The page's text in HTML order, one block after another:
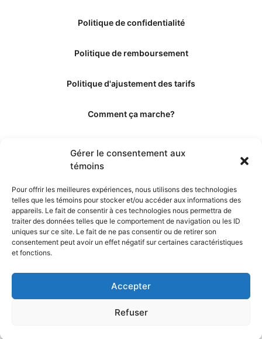
Gérer le consentement aux
témoins
Pour offrir les meilleures expériences, nous utilisons des technologies
telles que les témoins pour stocker et/ou accéder aux informations des
appareils. Le fait de consentir à ces technologies nous permettra de
traiter des données telles que le comportement de navigation ou les ID
uniques sur ce site. Le fait de ne pas consentir ou de retirer son
consentement peut avoir un effet négatif sur certaines caractéristiques
et fonctions.
Accepter
Refuser
Politique de confidentialité
Politique de remboursement
Politique d'ajustement des tarifs
Comment ça marche?
Les éditeurs
Les experts et collaborateurs